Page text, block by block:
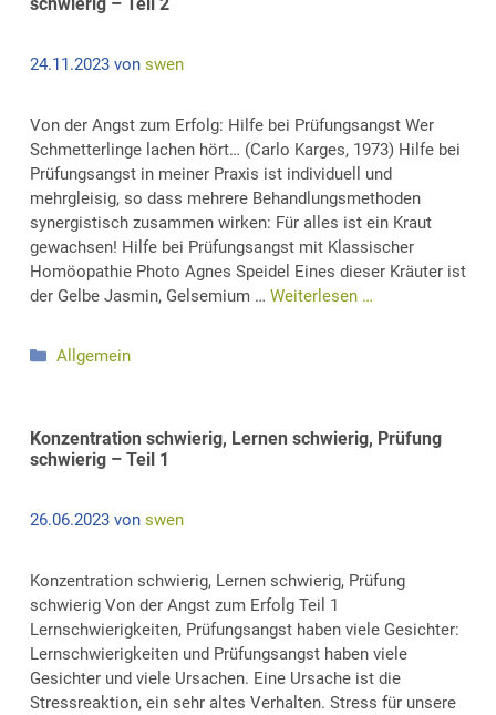
schwierig – Teil 2
24.11.2023 von swen
Von der Angst zum Erfolg: Hilfe bei Prüfungsangst Wer
Schmetterlinge lachen hört… (Carlo Karges, 1973) Hilfe bei
Prüfungsangst in meiner Praxis ist individuell und
mehrgleisig, so dass mehrere Behandlungsmethoden
synergistisch zusammen wirken: Für alles ist ein Kraut
gewachsen! Hilfe bei Prüfungsangst mit Klassischer
Homöopathie Photo Agnes Speidel Eines dieser Kräuter ist
der Gelbe Jasmin, Gelsemium … Weiterlesen …
Kategorien
Allgemein
Konzentration schwierig, Lernen schwierig, Prüfung
schwierig – Teil 1
26.06.2023 von swen
Konzentration schwierig, Lernen schwierig, Prüfung
schwierig Von der Angst zum Erfolg Teil 1
Lernschwierigkeiten, Prüfungsangst haben viele Gesichter:
Lernschwierigkeiten und Prüfungsangst haben viele
Gesichter und viele Ursachen. Eine Ursache ist die
Stressreaktion, ein sehr altes Verhalten. Stress für unsere